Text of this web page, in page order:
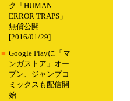
ク「HUMAN-
ERROR TRAPS」
無償公開
[2016/01/29]
■ Google Playに「マ
ンガストア」オー
プン、ジャンプコ
ミックスも配信開
始